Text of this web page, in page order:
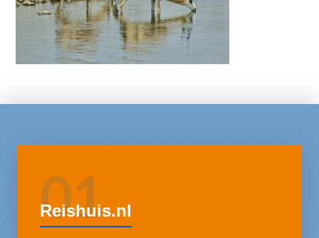
01
Reishuis.nl